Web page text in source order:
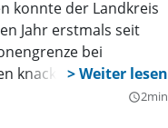
bestimmt wurde,
konnte der Landkreis
Jahr erstmals seit
bei
knacken. Laut
für Statistik und
query_builder2min